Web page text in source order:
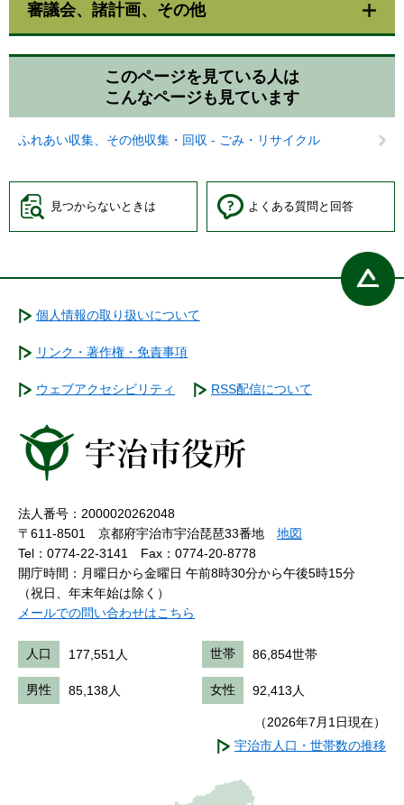
審議会、諸計画、その他
このページを見ている人は
こんなページも見ています
ふれあい収集、その他収集・回収 - ごみ・リサイクル
見つからないときは よくある質問と回答
個人情報の取り扱いについて
リンク・著作権・免責事項
ウェブアクセシビリティ RSS配信について
法人番号：2000020262048
〒611-8501 京都府宇治市宇治琵琶33番地 地図
Tel：0774-22-3141
Fax：0774-20-8778
開庁時間：月曜日から金曜日 午前8時30分から午後5時15分
（祝日、年末年始は除く）
メールでの問い合わせはこちら
人口 177,551人 世帯 86,854世帯
男性 85,138人 女性 92,413人
（2026年7月1日現在）
宇治市人口・世帯数の推移